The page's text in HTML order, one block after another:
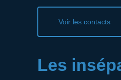
Voir les contacts
Les